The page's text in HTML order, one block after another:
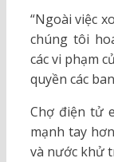
“Ngoài việc
chúng tôi
các vi phạm
quyền các
Chợ điện tử
mạnh tay
và nước khử